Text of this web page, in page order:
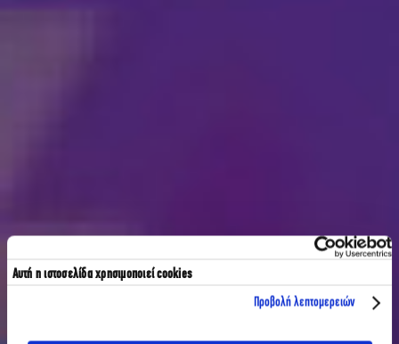
Αυτή η ιστοσελίδα χρησιμοποιεί cookies
Προβολή λεπτομερειών